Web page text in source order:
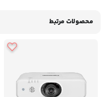
محصولات مرتبط